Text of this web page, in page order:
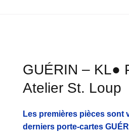
GUÉRIN – KL●
Atelier St. Loup
Les premières pièces sont
derniers porte-cartes